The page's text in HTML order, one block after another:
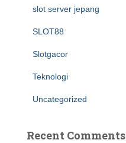
slot server jepang
SLOT88
Slotgacor
Teknologi
Uncategorized
Recent Comments